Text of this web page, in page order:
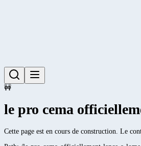
🚧
le pro cema
Cette page est en cours de construction. Le